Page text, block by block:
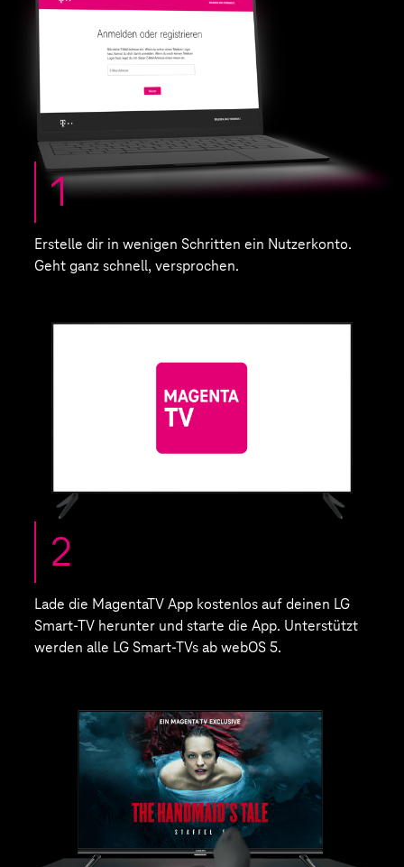
1
Erstelle dir in wenigen Schritten ein Nutzerkonto.
Geht ganz schnell, versprochen.
2
Lade die MagentaTV App kostenlos auf deinen LG
Smart-TV herunter und starte die App. Unterstützt
werden alle LG Smart-TVs ab webOS 5.